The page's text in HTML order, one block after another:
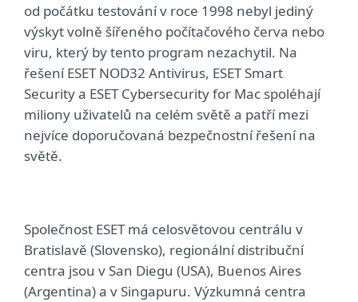
od počátku testování v roce 1998 nebyl jediný
výskyt volně šířeného počítačového červa nebo
viru, který by tento program nezachytil. Na
řešení ESET NOD32 Antivirus, ESET Smart
Security a ESET Cybersecurity for Mac spoléhají
miliony uživatelů na celém světě a patří mezi
nejvíce doporučovaná bezpečnostní řešení na
světě.
Společnost ESET má celosvětovou centrálu v
Bratislavě (Slovensko), regionální distribuční
centra jsou v San Diegu (USA), Buenos Aires
(Argentina) a v Singapuru. Výzkumná centra